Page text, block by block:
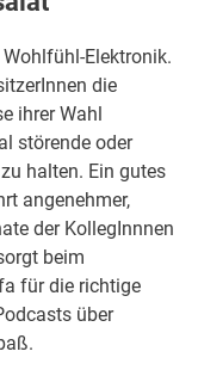
Elektronik.
die
ihrer Wahl
störende oder
halten. Ein gutes
angenehmer,
der KollegInnnen
beim
für die richtige
über